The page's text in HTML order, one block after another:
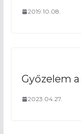
2019.10.08.
Győzelem
2023.04.27.